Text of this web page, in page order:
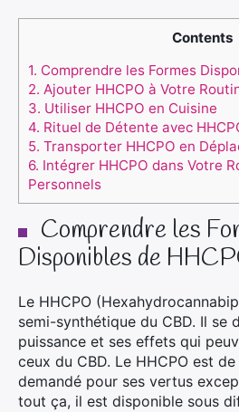
Contents
1. Comprendre les Formes
2. Ajouter HHCPO à Votre
3. Utiliser HHCPO en Cuisine
4. Rituel de Détente avec
5. Transporter HHCPO en
6. Intégrer HHCPO dans Votre
Personnels
Comprendre les
Disponibles de
Le HHCPO
semi-synthétique du CBD. Il se
puissance et ses effets qui
ceux du CBD. Le HHCPO est
demandé pour ses vertus
tout ça, il est disponible sous